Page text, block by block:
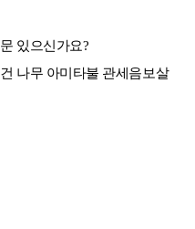
있으신가요?
나무 아미타불 관세음보살